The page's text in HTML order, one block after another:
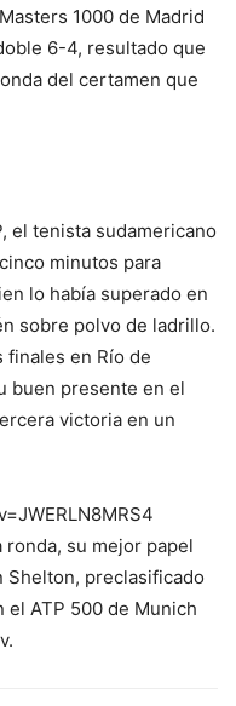
1000 de Madrid
6-4, resultado que
del certamen que
el tenista sudamericano
minutos para
lo había superado en
sobre polvo de ladrillo.
finales en Río de
buen presente en el
victoria en un
su mejor papel
Shelton, preclasificado
el ATP 500 de Munich